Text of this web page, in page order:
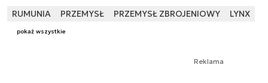
RUMUNIA PRZEMYSŁ PRZEMYSŁ ZBROJENIOWY LYNX
pokaż wszystkie
Reklama